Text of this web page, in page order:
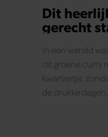
Dit
gerecht
In een wereld
dit groene curry
kwartiertje,
de drukke dagen.